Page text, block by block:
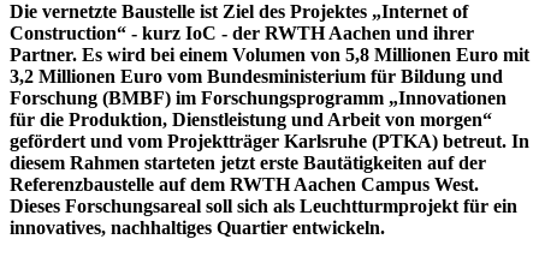
Die vernetzte Baustelle ist Ziel des Projektes „Internet of
Construction“ - kurz IoC - der RWTH Aachen und ihrer
Partner. Es wird bei einem Volumen von 5,8 Millionen Euro mit
3,2 Millionen Euro vom Bundesministerium für Bildung und
Forschung (BMBF) im Forschungsprogramm „Innovationen
für die Produktion, Dienstleistung und Arbeit von morgen“
gefördert und vom Projektträger Karlsruhe (PTKA) betreut. In
diesem Rahmen starteten jetzt erste Bautätigkeiten auf der
Referenzbaustelle auf dem RWTH Aachen Campus West.
Dieses Forschungsareal soll sich als Leuchtturmprojekt für ein
innovatives, nachhaltiges Quartier entwickeln.